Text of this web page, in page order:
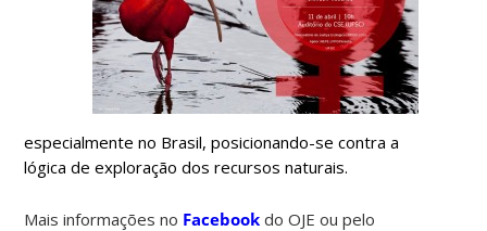
especialmente no Brasil, posicionando-se contra a
lógica de exploração dos recursos naturais.
Mais informações no Facebook do OJE ou pelo